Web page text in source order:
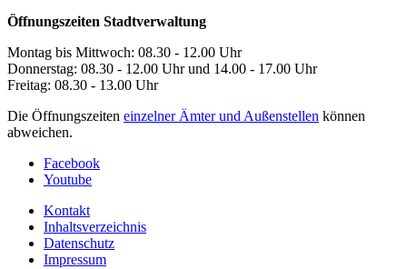
Öffnungszeiten Stadtverwaltung
Montag bis Mittwoch: 08.30 - 12.00 Uhr
Donnerstag: 08.30 - 12.00 Uhr und 14.00 - 17.00 Uhr
Freitag: 08.30 - 13.00 Uhr
Die Öffnungszeiten einzelner Ämter und Außenstellen können
abweichen.
Facebook
Youtube
Kontakt
Inhaltsverzeichnis
Datenschutz
Impressum